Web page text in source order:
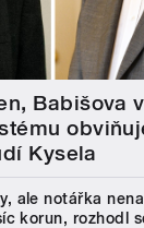
Babišova
Kysela
ale notářka
korun, rozhodl